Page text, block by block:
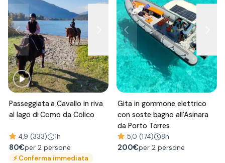
Passeggiata a Cavallo in riva
al lago di Como da Colico
4,9 (333) 1h
80€per 2 persone
⚡Conferma immediata
Gita in gommone elettrico
con soste bagno all'Asinara
da Porto Torres
5,0 (174) 8h
200€per 2 persone